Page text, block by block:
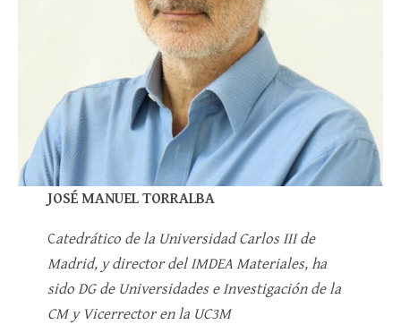
JOSÉ MANUEL TORRALBA
Catedrático de la Universidad Carlos III de
Madrid, y director del IMDEA Materiales, ha
sido DG de Universidades e Investigación de la
CM y Vicerrector en la UC3M